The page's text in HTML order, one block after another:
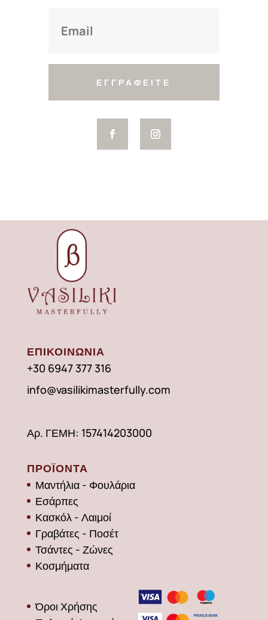
ΕΓΓΡΑΦΕΙΤΕ
ΕΠΙΚΟΙΝΩΝΙΑ
+30 6947 377 316
info@vasilikimasterfully.com
Αρ. ΓΕΜΗ: 157414203000
ΠΡΟΪΟΝΤΑ
Μαντήλια - Φουλάρια
Εσάρπες
Κασκόλ - Λαιμοί
Γραβάτες - Ποσέτ
Τσάντες - Ζώνες
Κοσμήματα
Όροι Χρήσης